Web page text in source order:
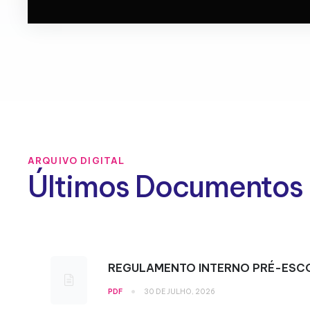
ARQUIVO DIGITAL
Últimos Documentos
REGULAMENTO INTERNO PRÉ-
PDF • 30 DE JULHO, 2026